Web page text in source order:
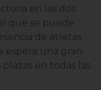
en las dos
que se puede
de atletas
espera una gran
en todas las